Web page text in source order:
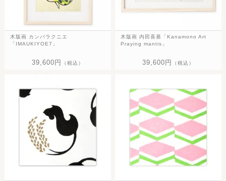
木版画 カンバラクニエ
「IMAUKIYOE7」
39,600円 （税込）
木版画 内田喜基「Kanamono Art
Praying mantis」
39,600円 （税込）